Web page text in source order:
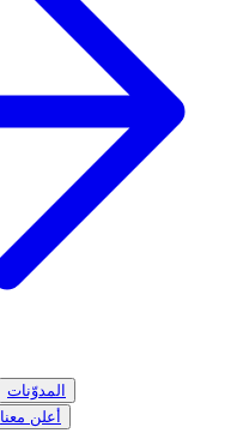
المدوّنات
أعلن معنا